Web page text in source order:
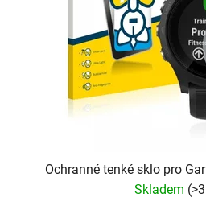
Ochranné tenké sklo pro
Skladem (